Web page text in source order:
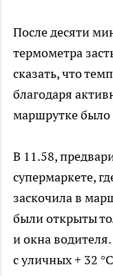
После десяти
термометра
сказать, что
благодаря
маршрутке было
В 11.58,
супермаркете,
заскочила в
были открыты
и окна
с уличных + 32